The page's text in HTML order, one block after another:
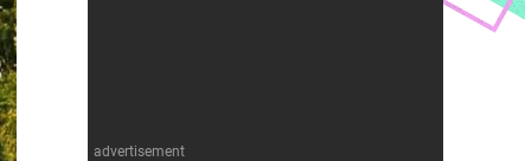
advertisement